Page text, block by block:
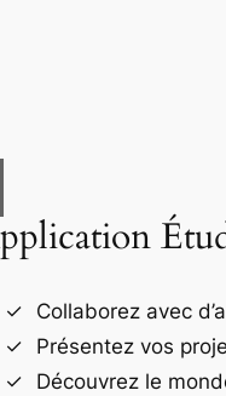
Collaborez avec
Présentez vos
Découvrez le